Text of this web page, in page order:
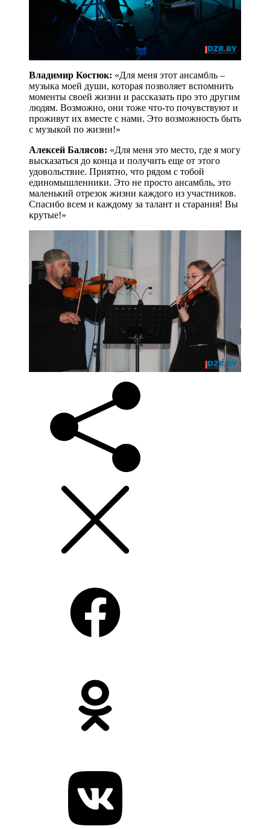
Владимир Костюк: «Для меня этот ансамбль –
музыка моей души, которая позволяет вспомнить
моменты своей жизни и рассказать про это другим
людям. Возможно, они тоже что-то почувствуют и
проживут их вместе с нами. Это возможность быть
с музыкой по жизни!»
Алексей Балясов: «Для меня это место, где я могу
высказаться до конца и получить еще от этого
удовольствие. Приятно, что рядом с тобой
единомышленники. Это не просто ансамбль, это
маленький отрезок жизни каждого из участников.
Спасибо всем и каждому за талант и старания! Вы
крутые!»